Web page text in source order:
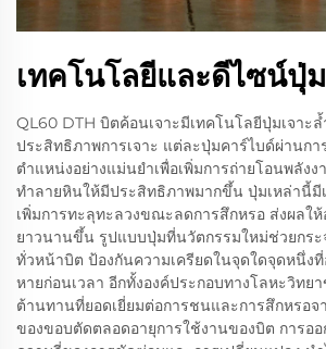
เทคโนโลยีและดีไซน์ปุ่
QL60 DTH บิตค้อนเจาะมีเทคโนโลยีปุ่มเจาะ
ประสิทธิภาพการเจาะ แต่ละปุ่มคาร์ไบด์ผ่านกา
ตำแหน่งอย่างแม่นยำเพื่อเพิ่มการถ่ายโอนพลัง
ทำลายหินให้มีประสิทธิภาพมากขึ้น ปุ่มเหล่านี้
เพิ่มการทะลุทะลวงขณะลดการสึกหรอ ส่งผลให้
ยาวนานขึ้น รูปแบบปุ่มที่นวัตกรรมใหม่ช่วยกระ
ทั่วหน้าบิต ป้องกันความเครียดในจุดใดจุดหนึ่งที่
หายก่อนเวลา อีกทั้งองค์ประกอบทางโลหะวิทย
ต้านทานที่ยอดเยี่ยมต่อการชนและการสึกหรอจ
ของขอบตัดตลอดอายุการใช้งานของบิต การอ